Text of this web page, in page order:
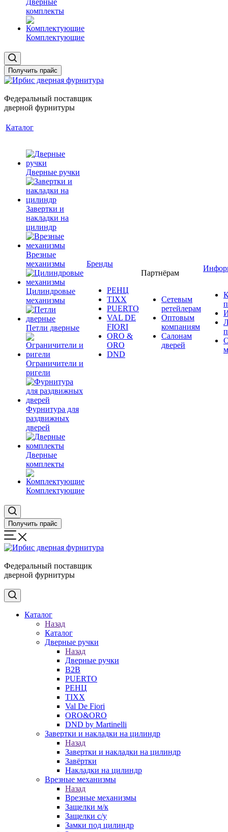
Дверные
комплекты
Комплектующие
Получить прайс
Федеральный поставщик
дверной фурнитуры
Каталог
Дверные ручки
Завертки и
накладки на
цилиндр
Врезные
механизмы
Цилиндровые
механизмы
Петли дверные
Ограничители и
ригели
Фурнитура для
раздвижных
дверей
Дверные
комплекты
Комплектующие
Бренды
РЕНЦ
TIXX
PUERTO
VAL DE
FIORI
ORO &
ORO
DND
Партнёрам
Сетевым
ретейлерам
Оптовым
компаниям
Салонам
дверей
Получить прайс
Федеральный поставщик
дверной фурнитуры
Каталог
Назад
Каталог
Дверные ручки
Назад
Дверные ручки
B2B
PUERTO
РЕНЦ
TIXX
Val De Fiori
ORO&ORO
DND by Martinelli
Завертки и накладки на цилиндр
Назад
Завертки и накладки на цилиндр
Завёртки
Накладки на цилиндр
Врезные механизмы
Назад
Врезные механизмы
Защелки м/к
Защелки с/у
Замки под цилиндр